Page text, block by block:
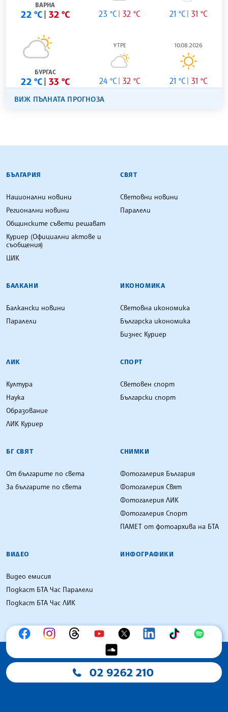
ВАРНА
22 °C 32 °C 23 °C 32 °C 21 °C 31 °C
БУРГАС
22 °C 33 °C
УТРЕ
24 °C 32 °C
10.08.2026
21 °C 31 °C
ВИЖ ПЪЛНАТА ПРОГНОЗА
БЪЛГАРСКА ТЕЛЕГРАФНА АГЕНЦИЯ
БЪЛГАРИЯ
Национални новини
Регионални новини
Общинските съвети решават
Куриер (Официални актове и
съобщения)
ЦИК
СВЯТ
Световни новини
Паралели
БАЛКАНИ
Балкански новини
Паралели
ИКОНОМИКА
Световна икономика
Българска икономика
Бизнес Куриер
ЛИК
Култура
Наука
Образование
ЛИК Куриер
СПОРТ
Световен спорт
Български спорт
БГ СВЯТ
От българите по света
За българите по света
СНИМКИ
Фотогалерия България
Фотогалерия Свят
Фотогалерия ЛИК
Фотогалерия Спорт
ПАМЕТ от фотоархива на БТА
ВИДЕО
Видео емисия
Подкаст БТА Час Паралели
Подкаст БТА Час ЛИК
ИНФОГРАФИКИ
02 9262 210